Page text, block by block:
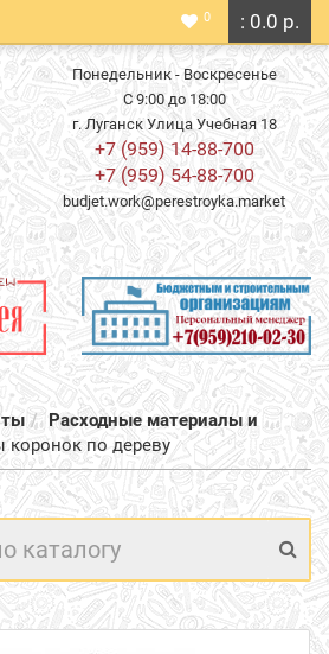
: 0.0 р.
0
Понедельник - Воскресенье
С 9:00 до 18:00
г. Луганск Улица Учебная 18
+7 (959) 14-88-700
+7 (959) 54-88-700
budjet.work@perestroyka.market
Расходные материалы и
коронок по дереву